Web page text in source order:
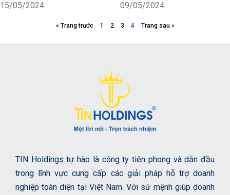
15/05/2024 09/05/2024
« Trang trước 1 2 3 4 Trang sau »
TIN Holdings tự hào là công ty tiên phong và dẫn đầu
trong lĩnh vực cung cấp các giải pháp hỗ trợ doanh
nghiệp toàn diện tại Việt Nam. Với sứ mệnh giúp doanh